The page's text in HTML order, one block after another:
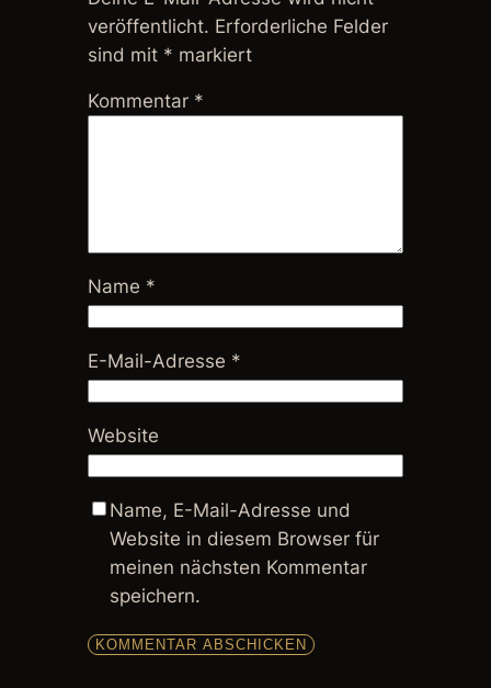
veröffentlicht. Erforderliche Felder
sind mit * markiert
Kommentar *
Name *
E-Mail-Adresse *
Website
Name, E-Mail-Adresse und
Website in diesem Browser für
meinen nächsten Kommentar
speichern.